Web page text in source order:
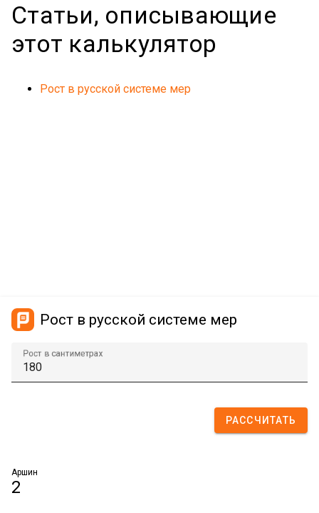
Статьи, описывающие
этот калькулятор
Рост в русской системе мер
Рост в русской системе мер
Рост в сантиметрах
РАССЧИТАТЬ
Аршин
2